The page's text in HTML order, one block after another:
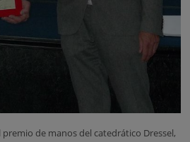
de manos del catedrático Dressel,